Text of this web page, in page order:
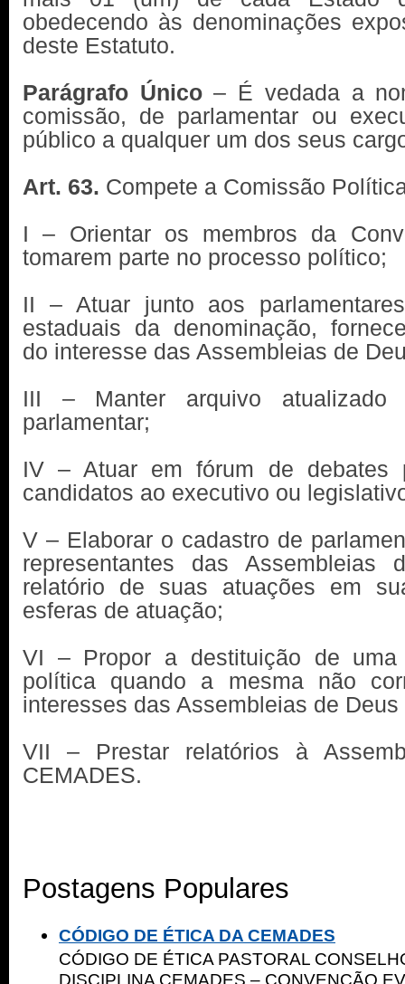
obedecendo às denominações
deste Estatuto.
Parágrafo Único– É vedada a
comissão, de parlamentar ou
público a qualquer um dos seus
Art. 63. Compete a Comissão
I – Orientar os membros da
tomarem parte no processo político;
II – Atuar junto aos
estaduais da denominação,
do interesse das Assembleias de
III – Manter arquivo atualizado
parlamentar;
IV – Atuar em fórum de debates
candidatos ao executivo ou
V – Elaborar o cadastro de
representantes das Assembleias
relatório de suas atuações em
esferas de atuação;
VI – Propor a destituição de uma
política quando a mesma não
interesses das Assembleias de
VII – Prestar relatórios à
CEMADES.
Postagens Populares
CÓDIGO DE ÉTICA DA CEMADES
CÓDIGO DE ÉTICA PASTORAL
DISCIPLINA CEMADES – CONVENÇÃO